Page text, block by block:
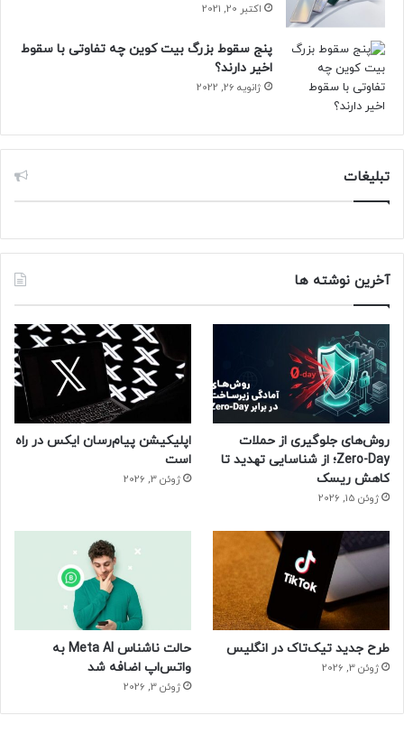
اکتبر 20, 2021
پنج سقوط بزرگ بیت کوین چه تفاوتی با سقوط
اخیر دارند؟
ژانویه 26, 2022
تبلیغات
آخرین نوشته ها
روش‌های جلوگیری از حملات
Zero-Day؛ از شناسایی تهدید تا
کاهش ریسک
ژوئن 15, 2026
اپلیکیشن پیام‌رسان ایکس در راه
است
ژوئن 3, 2026
طرح جدید تیک‌تاک در انگلیس
ژوئن 3, 2026
حالت ناشناس Meta AI به
واتس‌اپ اضافه شد
ژوئن 3, 2026